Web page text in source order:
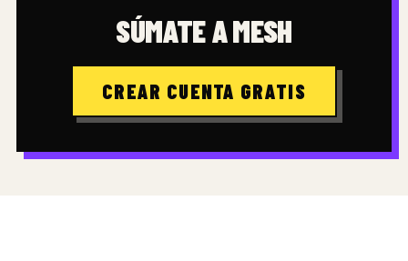
SÚMATE A MESH
CREAR CUENTA GRATIS